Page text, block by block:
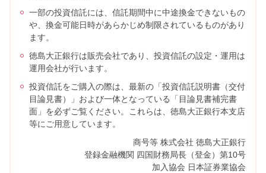
一部の投資信託には、信託期間中に中途換金できないもの
や、換金可能日時があらかじめ制限されているものがあり
ます。
徳島大正銀行は販売会社であり、投資信託の設定・運用は
運用会社が行います。
投資信託をご購入の際は、最新の「投資信託説明書（交付
目論見書）」および一体となっている「目論見書補完書
面」を必ずご覧ください。これらは、徳島大正銀行本支店
等にご用意しています。
商号等 株式会社 徳島大正銀行
登録金融機関 四国財務局長（登金）第10号
加入協会 日本証券業協会